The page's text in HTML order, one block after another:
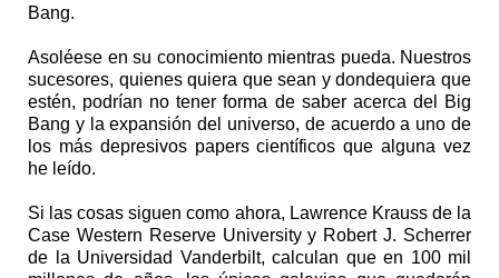
Bang.
Asoléese en su conocimiento mientras pueda. Nuestros
sucesores, quienes quiera que sean y dondequiera que
estén, podrían no tener forma de saber acerca del Big
Bang y la expansión del universo, de acuerdo a uno de
los más depresivos papers científicos que alguna vez
he leído.
Si las cosas siguen como ahora, Lawrence Krauss de la
Case Western Reserve University y Robert J. Scherrer
de la Universidad Vanderbilt, calculan que en 100 mil